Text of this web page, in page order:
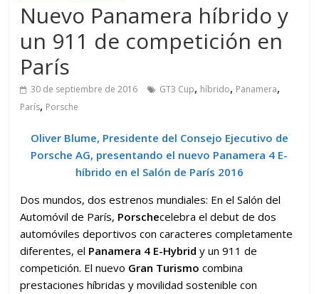
Nuevo Panamera híbrido y
un 911 de competición en
París
30 de septiembre de 2016 GT3 Cup, híbrido, Panamera,
París, Porsche
Oliver Blume, Presidente del Consejo Ejecutivo de
Porsche AG, presentando el nuevo Panamera 4 E-
híbrido en el Salón de París 2016
Dos mundos, dos estrenos mundiales: En el Salón del
Automóvil de París, Porschecelebra el debut de dos
automóviles deportivos con caracteres completamente
diferentes, el Panamera 4 E-Hybrid y un 911 de
competición. El nuevo Gran Turismo combina
prestaciones híbridas y movilidad sostenible con